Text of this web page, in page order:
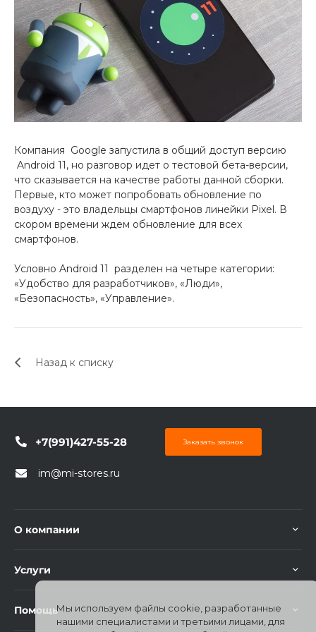
Добавляйте товары
в корзину
Оплачивайте сегодня только
25% картой любого банка
Получайте товар
выбранный способом
Оставшиеся75% будут
списыватьсяс вашей карты
по25
25
раз в 2
Компания Google запустила в общий доступ версию
Android 11, но разговор идет о тестовой бета-версии,
что сказывается на качестве работы данной сборки.
Первые, кто может попробовать обновление по
воздуху - это владельцы смартфонов линейки Pixel. В
скором времени ждем обновление для всех
смартфонов.
Условно Android 11 разделен на четыре категории:
«Удобство для разработчиков», «Люди»,
«Безопасность», «Управление».
Назад к списку
+7(991)427-55-28 Заказать звонок
im@mi-stores.ru
О компании
Услуги
ПомощьМы используем файлы cookie, разработанные
нашими специалистами и третьими лицами, для